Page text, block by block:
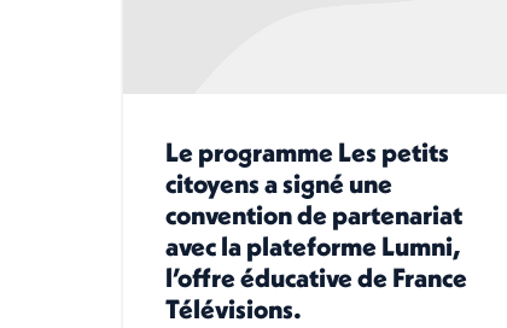
Le programme Les petits
citoyens a signé une
convention de partenariat
avec la plateforme Lumni,
l’offre éducative de France
Télévisions.